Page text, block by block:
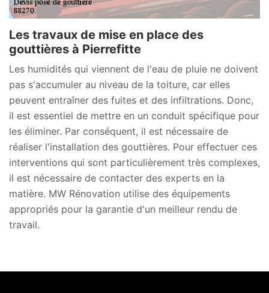
Les travaux de mise en place des
gouttières à Pierrefitte
Les humidités qui viennent de l'eau de pluie ne doivent
pas s'accumuler au niveau de la toiture, car elles
peuvent entraîner des fuites et des infiltrations. Donc,
il est essentiel de mettre en un conduit spécifique pour
les éliminer. Par conséquent, il est nécessaire de
réaliser l'installation des gouttières. Pour effectuer ces
interventions qui sont particulièrement très complexes,
il est nécessaire de contacter des experts en la
matière. MW Rénovation utilise des équipements
appropriés pour la garantie d'un meilleur rendu de
travail.